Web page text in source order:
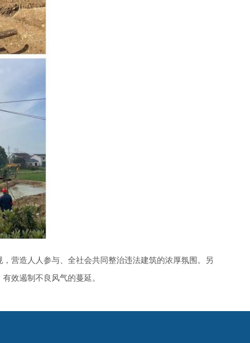
营造人人参与、全社会共同整治违法建筑的浓厚氛围。另
效遏制不良风气的蔓延。